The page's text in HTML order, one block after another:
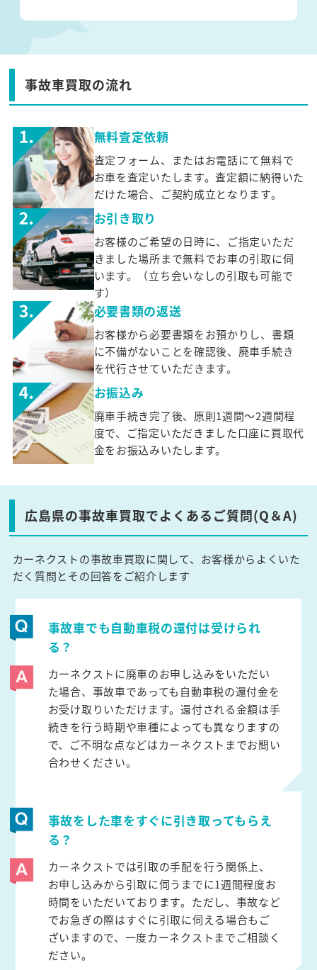
事故車買取の流れ
無料査定依頼
査定フォーム、またはお電話にて無料で
お車を査定いたします。査定額に納得いた
だけた場合、ご契約成立となります。
お引き取り
お客様のご希望の日時に、ご指定いただ
きました場所まで無料でお車の引取に伺
います。（立ち会いなしの引取も可能で
す）
必要書類の返送
お客様から必要書類をお預かりし、書類
に不備がないことを確認後、廃車手続き
を代行させていただきます。
お振込み
廃車手続き完了後、原則1週間～2週間程
度で、ご指定いただきました口座に買取代
金をお振込みいたします。
広島県の事故車買取でよくあるご質問(Q＆A)
カーネクストの事故車買取に関して、お客様からよくいた
だく質問とその回答をご紹介します
事故車でも自動車税の還付は受けられ
る？
カーネクストに廃車のお申し込みをいただい
た場合、事故車であっても自動車税の還付金を
お受け取りいただけます。還付される金額は手
続きを行う時期や車種によっても異なりますの
で、ご不明な点などはカーネクストまでお問い
合わせください。
事故をした車をすぐに引き取ってもらえ
る？
カーネクストでは引取の手配を行う関係上、
お申し込みから引取に伺うまでに1週間程度お
時間をいただいております。ただし、事故など
でお急ぎの際はすぐに引取に伺える場合もご
ざいますので、一度カーネクストまでご相談く
ださい。